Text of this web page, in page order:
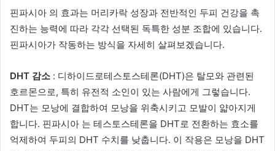
핀파시아 의 효과는 머리카락 성장과 전반적인 두피 건강을 촉
진하는 능력에 따라 각각 선택된 독특한 성분 조합에 있습니다.
핀파시아가 작동하는 방식을 자세히 살펴보겠습니다.
DHT 감소 : 디하이드로테스토스테론(DHT)은 탈모와 관련된
호르몬으로, 특히 유전적 소인이 있는 사람에게 그렇습니다.
DHT는 모낭에 결합하여 모낭을 위축시키고 모발이 얇아지게
합니다. 핀파시아 는 테스토스테론을 DHT로 전환하는 효소를
억제하여 두피의 DHT 수치를 낮춥니다. 이 작용은 모낭을 DHT